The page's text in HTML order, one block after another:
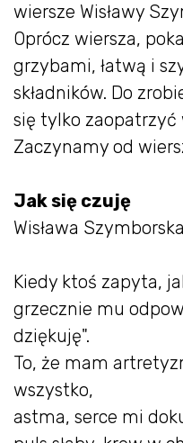
wiersze Wisławy
Oprócz wiersza,
grzybami, łatwą i
składników. Do
się tylko zaopatrzyć
Zaczynamy od
Jak się czuję
Wisława Szymborska
Kiedy ktoś zapyta,
grzecznie mu
dziękuję".
To, że mam
wszystko,
astma, serce mi